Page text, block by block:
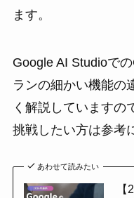
ます。
Google AI Studioで
ランの細かい機能の
く解説していますの
挑戦したい方は参考
あわせて読みたい